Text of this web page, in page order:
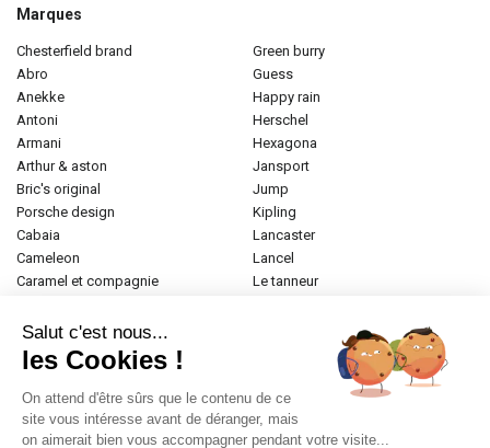
Marques
chesterfield brand
abro
anekke
antoni
armani
arthur & aston
bric's original
porsche design
cabaia
cameleon
caramel et compagnie
donna celi
eastpak
elite
emily & noah
esprit
etrier
green burry
guess
happy rain
herschel
hexagona
jansport
jump
kipling
lancaster
lancel
le tanneur
paul marius
samsonite
tamaris
Salut c'est nous...
les Cookies !
On attend d'être sûrs que le contenu de ce
site vous intéresse avant de déranger, mais
on aimerait bien vous accompagner pendant votre visite...